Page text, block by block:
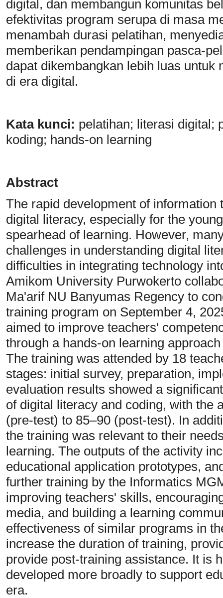
digital, dan membangun komunitas
efektivitas program serupa di masa
menambah durasi pelatihan,
memberikan pendampingan pasca-
dapat dikembangkan lebih luas
di era digital.
Kata kunci: pelatihan; literasi digital;
koding; hands-on learning
Abstract
The rapid development of
digital literacy, especially for the
spearhead of learning. However,
challenges in understanding digital
difficulties in integrating technology
Amikom University Purwokerto
Ma'arif NU Banyumas Regency to
training program on September 4,
aimed to improve teachers'
through a hands-on learning
The training was attended by 18
stages: initial survey, preparation,
evaluation results showed a
of digital literacy and coding, with the
(pre-test) to 85–90 (post-test). In
the training was relevant to their
learning. The outputs of the activity
educational application prototypes,
further training by the Informatics
improving teachers' skills,
media, and building a learning
effectiveness of similar programs in
increase the duration of training,
provide post-training assistance. It is
developed more broadly to support
era.